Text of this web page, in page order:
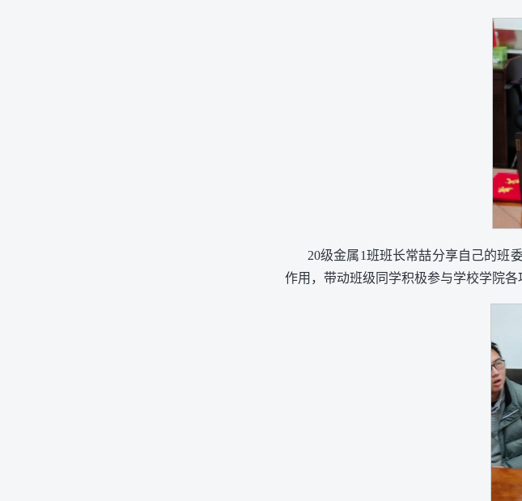
20级金属1班班长常喆分享自己的班
作用，带动班级同学积极参与学校学院各